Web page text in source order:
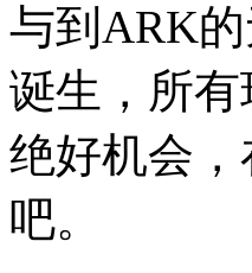
与到ARK
诞生，所
绝好机会
吧。